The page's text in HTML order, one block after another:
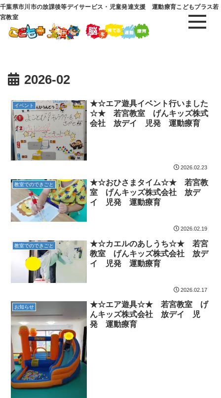
千葉県市川市の放課後等デイサービス・児童発達支援 運動療育こどもプラス若
宮教室
2026-02
イベント
★☆エア遊具イベント行いました
☆★ 若宮教室 げんキッズ株式
会社 放デイ 児発 運動療育
2026.02.23
教室でのできごと
★☆おひさまタイム☆★ 若宮教
室 げんキッズ株式会社 放デ
イ 児発 運動療育
2026.02.19
教室でのできごと
★☆カエルのあしうち☆★ 若宮
教室 げんキッズ株式会社 放デ
イ 児発 運動療育
2026.02.17
お知らせ
★☆エア遊具☆★ 若宮教室 げ
んキッズ株式会社 放デイ 児
発 運動療育